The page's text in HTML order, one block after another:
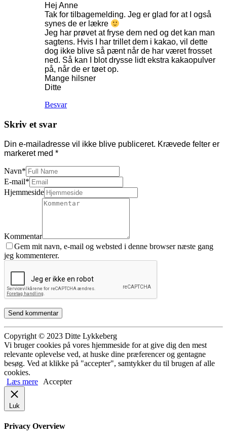
Hej Anne
Tak for tilbagemelding. Jeg er glad for at I også
synes de er lækre
Jeg har prøvet at fryse dem ned og det kan man
sagtens. Hvis I har trillet dem i kakao, vil dette
dog ikke blive så pænt når de har været frosset
ned. Så kan I blot drysse lidt ekstra kakaopulver
på, når de er tøet op.
Mange hilsner
Ditte
Besvar
Skriv et svar
Din e-mailadresse vil ikke blive publiceret. Krævede felter er
markeret med *
Navn*
E-mail*
Hjemmeside
Kommentar
Gem mit navn, e-mail og websted i denne browser næste gang
jeg kommenterer.
Copyright © 2023 Ditte Lykkeberg
Vi bruger cookies på vores hjemmeside for at give dig den mest
relevante oplevelse ved, at huske dine præferencer og gentagne
besøg. Ved at klikke på "accepter", samtykker du til brugen af alle
cookies.
Læs mere
Accepter
Luk
Privacy Overview